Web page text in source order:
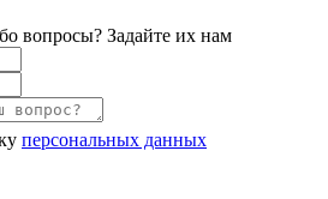
вопросы? Задайте их нам
персональных данных